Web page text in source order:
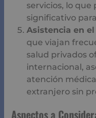
servicios, lo
significativo
Asistencia en
que viajan
salud privados
internacional,
atención
extranjero sin
Aspectos a